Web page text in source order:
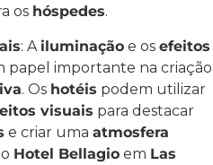
os hóspedes.
: A iluminação e os efeitos
papel importante na criação
. Os hotéis podem utilizar
visuais para destacar
e criar uma atmosfera
Hotel Bellagio em Las